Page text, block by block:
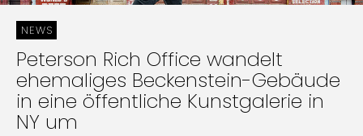
NEWS
Peterson Rich Office wandelt
ehemaliges Beckenstein-Gebäude
in eine öffentliche Kunstgalerie in
NY um